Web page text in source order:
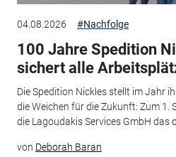
04.08.2026 #Nachfolge
100 Jahre Spedition
sichert alle
Die Spedition Nickles stellt im Jahr
die Weichen für die Zukunft: Zum 1.
die Lagoudakis Services GmbH das
von Deborah Baran